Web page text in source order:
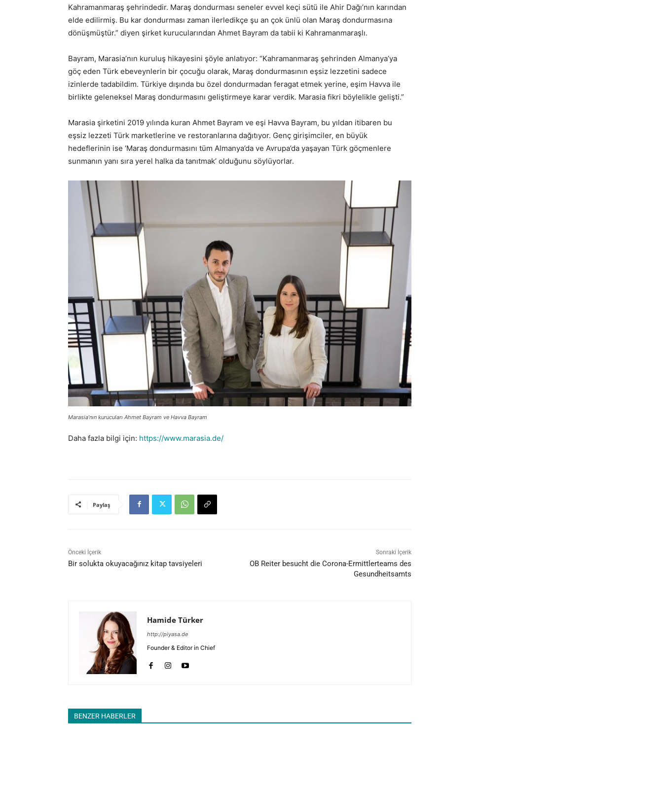
Kahramanmaraş şehrindedir. Maraş dondurması seneler evvel keçi sütü ile Ahir Dağı’nın karından
elde edilirmiş. Bu kar dondurması zaman ilerledikçe şu an çok ünlü olan Maraş dondurmasına
dönüşmüştür.” diyen şirket kurucularından Ahmet Bayram da tabii ki Kahramanmaraşlı.
Bayram, Marasia’nın kuruluş hikayesini şöyle anlatıyor: “Kahramanmaraş şehrinden Almanya’ya
göç eden Türk ebeveynlerin bir çocuğu olarak, Maraş dondurmasının eşsiz lezzetini sadece
izinlerde tadabildim. Türkiye dışında bu özel dondurmadan feragat etmek yerine, eşim Havva ile
birlikte geleneksel Maraş dondurmasını geliştirmeye karar verdik. Marasia fikri böylelikle gelişti.”
Marasia şirketini 2019 yılında kuran Ahmet Bayram ve eşi Havva Bayram, bu yıldan itibaren bu
eşsiz lezzeti Türk marketlerine ve restoranlarına dağıtıyor. Genç girişimciler, en büyük
hedeflerinin ise ‘Maraş dondurmasını tüm Almanya’da ve Avrupa’da yaşayan Türk göçmenlere
sunmanın yanı sıra yerel halka da tanıtmak’ olduğunu söylüyorlar.
Marasia’nın kurucuları Ahmet Bayram ve Havva Bayram
Daha fazla bilgi için: https://www.marasia.de/
Paylaş
Önceki İçerik
Bir solukta okuyacağınız kitap tavsiyeleri
Sonraki İçerik
OB Reiter besucht die Corona-Ermittlerteams des
Gesundheitsamts
Hamide Türker
http://piyasa.de
Founder & Editor in Chief
BENZER HABERLER